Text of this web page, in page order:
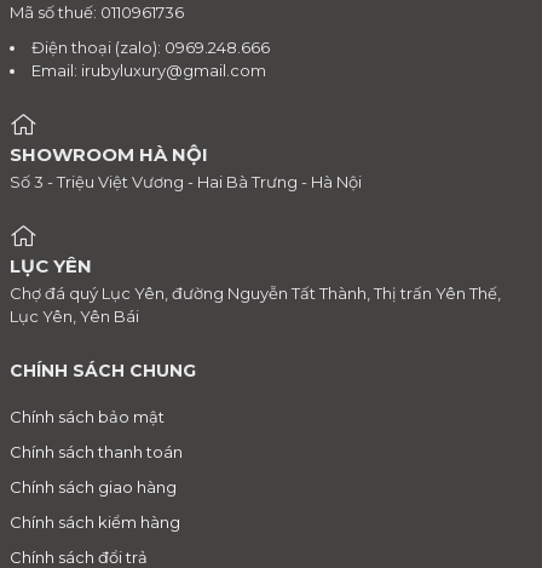
Mã số thuế: 0110961736
Điện thoại (zalo): 0969.248.666
Email: irubyluxury@gmail.com
SHOWROOM HÀ NỘI
Số 3 - Triệu Việt Vương - Hai Bà Trưng - Hà Nội
LỤC YÊN
Chợ đá quý Lục Yên, đường Nguyễn Tất Thành, Thị trấn Yên Thế,
Lục Yên, Yên Bái
CHÍNH SÁCH CHUNG
Chính sách bảo mật
Chính sách thanh toán
Chính sách giao hàng
Chính sách kiểm hàng
Chính sách đổi trả